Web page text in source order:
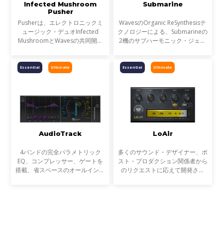
Infected Mushroom
Pusher
Pusherは、エレクトロニックミ
ュージック・デュオInfected
MushroomとWavesの共同開発
されたプラグインです。
Submarine
WavesのOrganic ReSynthesisテ
クノロジーによる、Submarineの
2機のサブハーモニック・ジェネ
取れた超低域を生み出します。
Ultimate
Essential
AudioTrack
4バンドの完全パラメトリック
EQ、コンプレッサー、ゲートを
搭載、省スペースのオールインワ
Ultimate
Essential
LoAir
多くのサウンド・デザイナー、ポ
スト・プロダクション関係者から
のリクエストに応えて開発され